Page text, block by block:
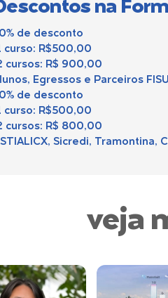
na
de desconto
curso: R$500,00
cursos: R$ 900,00
Egressos e Parceiros
de desconto
curso: R$500,00
cursos: R$ 800,00
Sicredi, Tramontina,
veja